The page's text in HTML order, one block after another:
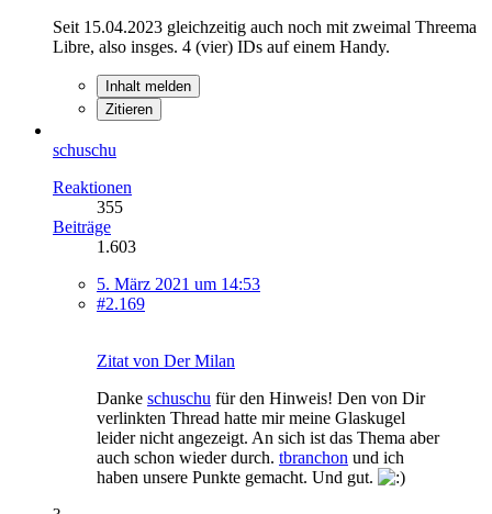
Seit 15.04.2023 gleichzeitig auch noch mit zweimal Threema
Libre, also insges. 4 (vier) IDs auf einem Handy.
Inhalt melden
Zitieren
schuschu
Reaktionen
355
Beiträge
1.603
5. März 2021 um 14:53
#2.169
Zitat von Der Milan
Danke schuschu für den Hinweis! Den von Dir
verlinkten Thread hatte mir meine Glaskugel
leider nicht angezeigt. An sich ist das Thema aber
auch schon wieder durch. tbranchon und ich
haben unsere Punkte gemacht. Und gut.